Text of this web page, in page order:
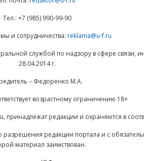
Тел.: +7 (985) 990-99-90
и сотрудничества: reklama@u-f.ru
службой по надзору в сфере
28.04.2014 г.
– Федоренко М.А.
возрастному ограничению 18+
редакции и охраняются в
редакции портала и с
материал заимствован.